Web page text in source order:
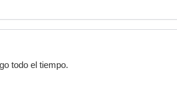
todo el tiempo.